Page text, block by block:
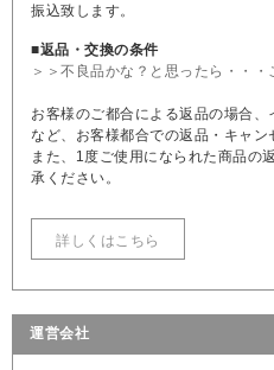
振込致します。
■返品・交換の条件
＞＞不良品かな？と思ったら・・
お客様のご都合による返品の場合
など、お客様都合での返品・キャン
また、1度ご使用になられた商品の
承ください。
詳しくはこちら
運営会社